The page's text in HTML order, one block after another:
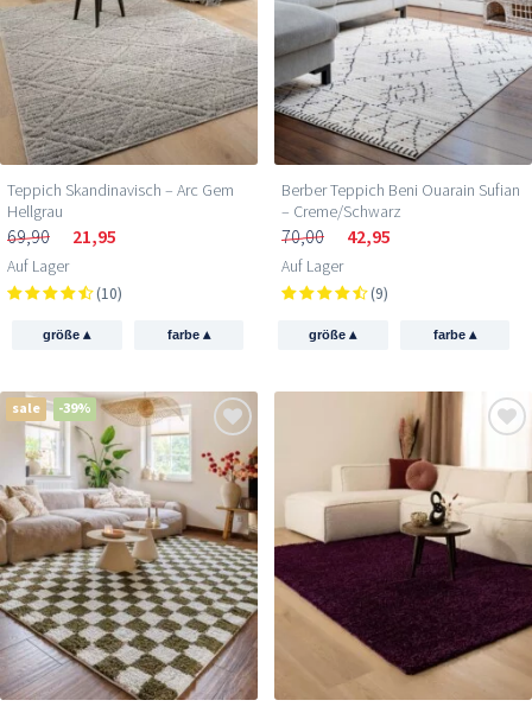
Teppich Skandinavisch – Arc Gem
Hellgrau
69,90 21,95
Auf Lager
(10)
größe▴ farbe ▴
Berber Teppich Beni Ouarain Sufian
– Creme/Schwarz
70,00 42,95
Auf Lager
(9)
größe▴ farbe ▴
sale -39%